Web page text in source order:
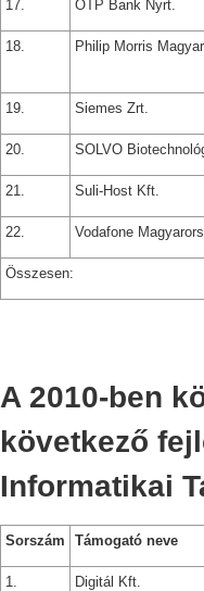
17. OTP Bank Nyrt.
18. Philip Morris
19. Siemes Zrt.
20. SOLVO
21. Suli-Host Kft.
22. Vodafone
Összesen:
A 2010-ben
következő
Informatikai
Sorszám Támogató neve
1. Digitál Kft.